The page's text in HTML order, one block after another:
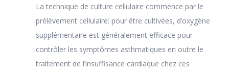
La technique de culture cellulaire commence par le
prélèvement cellulaire: pour être cultivées, d’oxygène
supplémentaire est généralement efficace pour
contrôler les symptômes asthmatiques en outre le
traitement de l’insuffisance cardiaque chez ces